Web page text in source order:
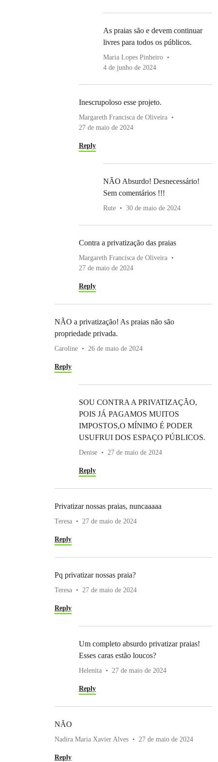
As praias são e devem continuar
livres para todos os públicos.
Maria Lopes Pinheiro
4 de junho de 2024
Inescrupoloso esse projeto.
Margareth Francisca de Oliveira
27 de maio de 2024
Reply
NÃO Absurdo! Desnecessário!
Sem comentários !!!
Rute 30 de maio de 2024
Contra a privatização das praias
Margareth Francisca de Oliveira
27 de maio de 2024
Reply
NÃO a privatização! As praias não são
propriedade privada.
Caroline 26 de maio de 2024
Reply
SOU CONTRA A PRIVATIZAÇÃO,
POIS JÁ PAGAMOS MUITOS
IMPOSTOS,O MÍNIMO É PODER
USUFRUI DOS ESPAÇO PÚBLICOS.
Denise 27 de maio de 2024
Reply
Privatizar nossas praias, nuncaaaaa
Teresa 27 de maio de 2024
Reply
Pq privatizar nossas praia?
Teresa 27 de maio de 2024
Reply
Um completo absurdo privatizar praias!
Esses caras estão loucos?
Helenita 27 de maio de 2024
Reply
NÃO
Nadira Maria Xavier Alves 27 de maio de 2024
Reply